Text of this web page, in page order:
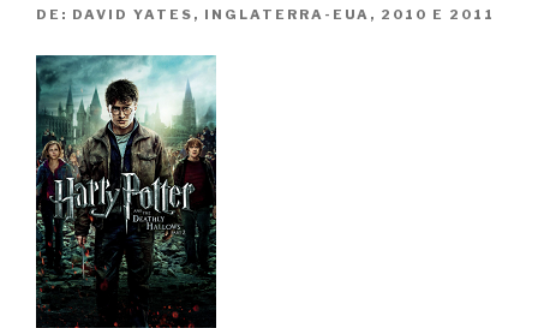
DE: DAVID YATES, INGLATERRA-EUA, 2010 E 2011